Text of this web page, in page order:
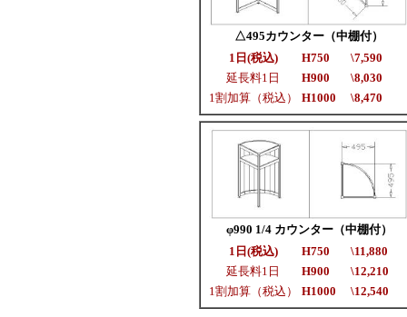
△495カウンター（中棚付）
1日(税込)
H750
\7,590
延長料1日
H900
\8,030
1割加算（税込）
H1000 \8,470
φ990 1/4 カウンター（中棚付）
1日(税込)
H750
\11,880
延長料1日
H900
\12,210
1割加算（税込）
H1000 \12,540